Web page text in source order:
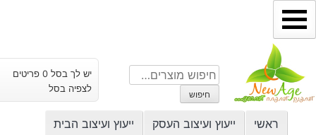
דילוג
לתוכן
חיפוש
עבור:
חיפוש
יש לך בסל 0 פריטים
לצפיה בסל
ראשי ייעוץ ועיצוב העסק ייעוץ ועיצוב הבית